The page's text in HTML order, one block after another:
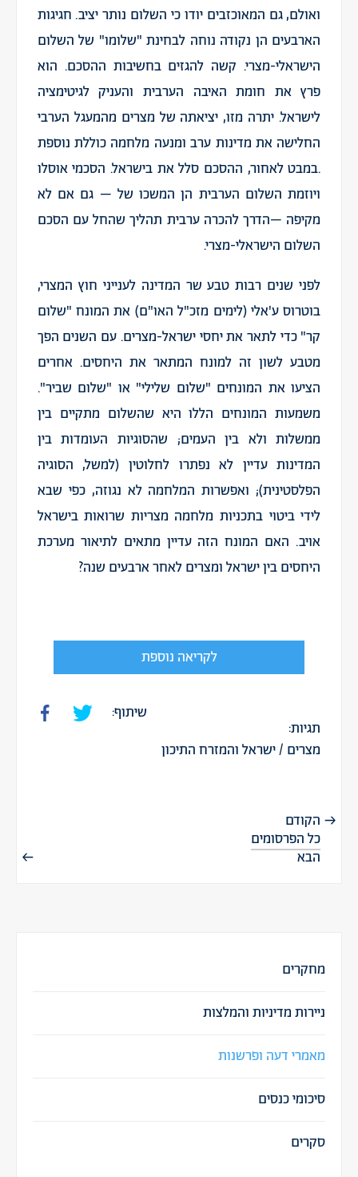
ואולם, גם המאוכזבים יודו כי השלום נותר יציב. חגיגות
הארבעים הן נקודה נוחה לבחינת "שלומו" של השלום
הישראלי-מצרי. קשה להגזים בחשיבות ההסכם. הוא
פרץ את חומת האיבה הערבית והעניק לגיטימציה
לישראל. יתרה מזו, יציאתה של מצרים מהמעגל הערבי
החלישה את מדינות ערב ומנעה מלחמה כוללת נוספת
.במבט לאחור, ההסכם סלל את בישראל. הסכמי אוסלו
ויוזמת השלום הערבית הן המשכו של – גם אם לא
מקיפה –הדרך להכרה ערבית תהליך שהחל עם הסכם
השלום הישראלי-מצרי.
לפני שנים רבות טבע שר המדינה לענייני חוץ המצרי,
בוטרוס ע'אלי (לימים מזכ"ל האו"ם) את המונח "שלום
קר" כדי לתאר את יחסי ישראל-מצרים. עם השנים הפך
מטבע לשון זה למונח המתאר את היחסים. אחרים
הציעו את המונחים "שלום שלילי" או "שלום שביר".
משמעות המונחים הללו היא שהשלום מתקיים בין
ממשלות ולא בין העמים; שהסוגיות העומדות בין
המדינות עדיין לא נפתרו לחלוטין (למשל, הסוגיה
הפלסטינית); ואפשרות המלחמה לא נגוזה, כפי שבא
לידי ביטוי בתכניות מלחמה מצריות שרואות בישראל
אויב. האם המונח הזה עדיין מתאים לתיאור מערכת
היחסים בין ישראל ומצרים לאחר ארבעים שנה?
לקריאה נוספת
שיתוף:
תגיות:
מצרים /ישראל והמזרח התיכון
הקודם
כל הפרסומים
הבא
מחקרים
ניירות מדיניות והמלצות
מאמרי דעה ופרשנות
סיכומי כנסים
סקרים